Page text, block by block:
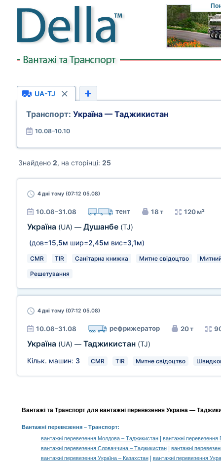
UA-TJ
Транспорт: Україна — Таджикистан
10.08–10.10
Знайдено 2, на сторінці: 25
4 дні тому (07:12 05.08)
10.08–31.08 тент 18 т 120 м³
Україна (UA) — Душанбе (TJ)
(дов=15,5м шир=2,45м вис=3,1м)
CMR TIR Санітарна книжка Митне свідоцтво
Решетування
4 дні тому (07:12 05.08)
10.08–31.08 рефрижератор 20 т
Україна (UA) — Таджикистан (TJ)
Кільк. машин: 3 CMR TIR Митне свідоцтво
Вантажі та Транспорт для вантажні перевезення Україна —
Вантажні перевезення– Транспорт:
вантажні перевезення Молдова – Таджикистан|
вантажні
вантажні перевезення Словаччина – Таджикистан|
вантажні
вантажні перевезення Україна – Казахстан|
вантажні перевезення